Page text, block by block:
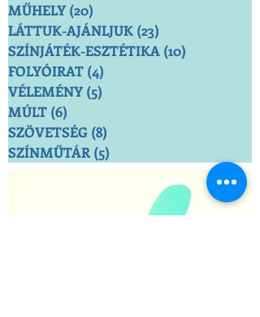
MŰHELY (20)
LÁTTUK-AJÁNLJUK (23)
SZÍNJÁTÉK-ESZTÉTIKA (10)
FOLYÓIRAT (4)
VÉLEMÉNY (5)
MÚLT (6)
SZÖVETSÉG (8)
SZÍNMŰTÁR (5)